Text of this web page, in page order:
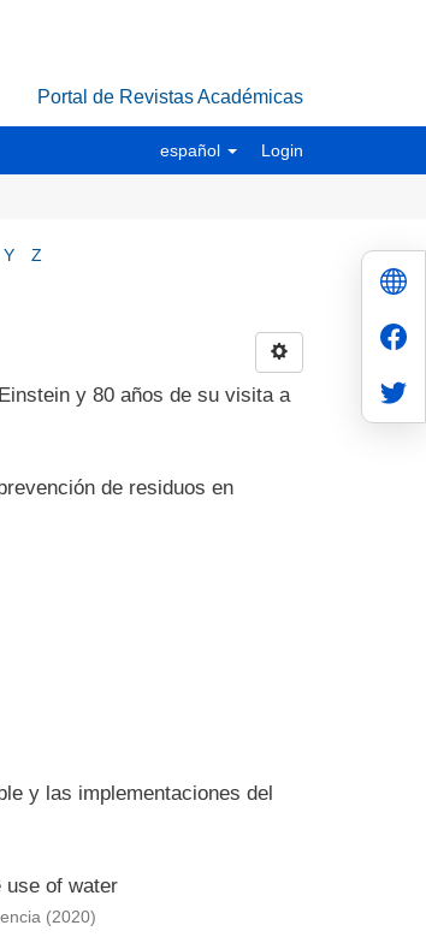
Portal de Revistas Académicas
español Login
Y Z
y 80 años de su visita a
de residuos en
y las implementaciones del
of water
(2020)